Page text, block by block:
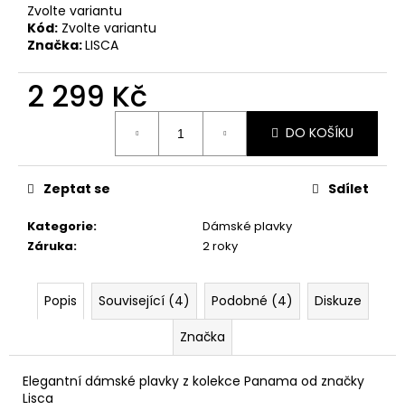
Zvolte variantu
Kód: Zvolte variantu
Značka:LISCA
2 299 Kč
DO KOŠÍKU
Kategorie:
Dámské plavky
Záruka: 2 roky
Zeptat se Sdílet
Popis Související (4) Podobné (4)
Diskuze
Značka
Elegantní dámské plavky z kolekce Panama od značky
Lisca